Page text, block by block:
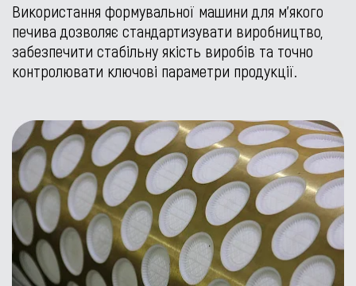
Використання формувальної машини для м’якого
печива дозволяє стандартизувати виробництво,
забезпечити стабільну якість виробів та точно
контролювати ключові параметри продукції.